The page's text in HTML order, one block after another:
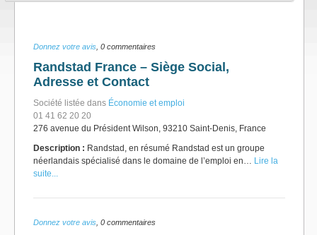
Donnez votre avis , 0 commentaires
Randstad France – Siège Social,
Adresse et Contact
Société listée dans Économie et emploi
01 41 62 20 20
276 avenue du Président Wilson, 93210 Saint-Denis, France
Description : Randstad, en résumé Randstad est un groupe
néerlandais spécialisé dans le domaine de l’emploi en… Lire la
suite...
Donnez votre avis , 0 commentaires